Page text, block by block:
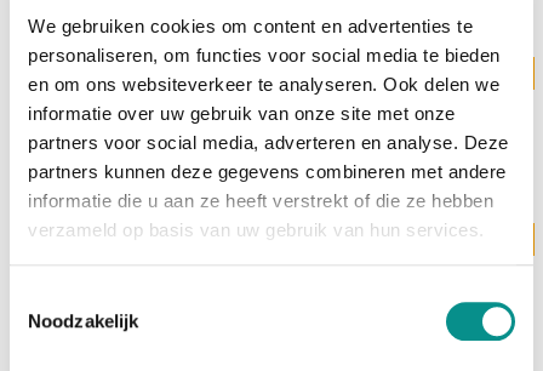
We gebruiken cookies om content en advertenties te
personaliseren, om functies voor social media te bieden
en om ons websiteverkeer te analyseren. Ook delen we
informatie over uw gebruik van onze site met onze
partners voor social media, adverteren en analyse. Deze
partners kunnen deze gegevens combineren met andere
informatie die u aan ze heeft verstrekt of die ze hebben
verzameld op basis van uw gebruik van hun services.
Noodzakelijk
OWC
Envoy Pro FX 2TB SSD
€679,00
Levertijd 3 werkdagen